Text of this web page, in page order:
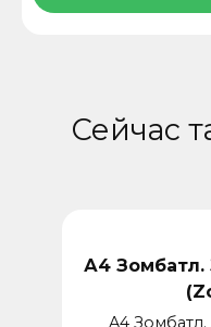
Сейчас
А4 Зомбатл.
A4